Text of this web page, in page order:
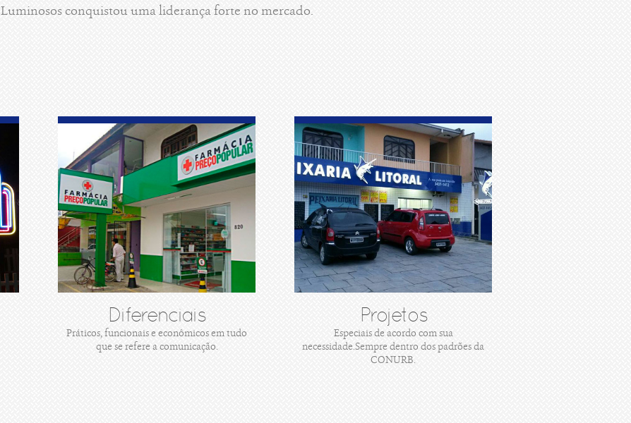
Luminosos conquistou uma liderança forte no mercado.
Diferenciais
Práticos, funcionais e econômicos em tudo
que se refere a comunicação.
Projetos
Especiais de acordo com sua
necessidade.Sempre dentro dos padrões da
CONURB.